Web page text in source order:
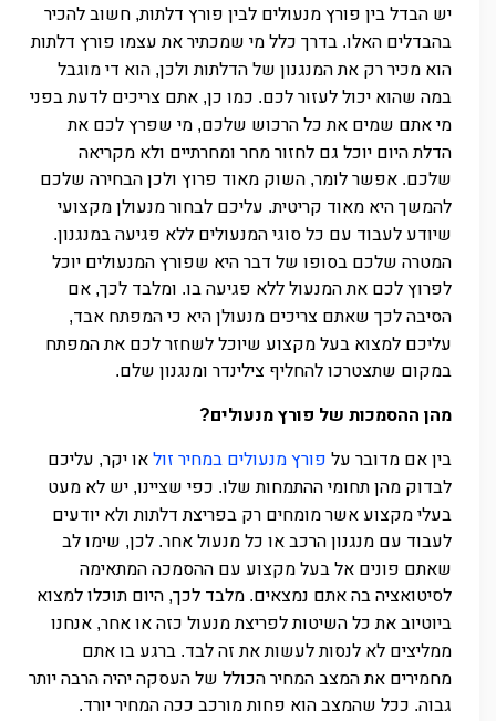
יש הבדל בין פורץ מנעולים לבין פורץ דלתות, חשוב להכיר
בהבדלים האלו. בדרך כלל מי שמכתיר את עצמו פורץ דלתות
הוא מכיר רק את המנגנון של הדלתות ולכן, הוא די מוגבל
במה שהוא יכול לעזור לכם. כמו כן, אתם צריכים לדעת בפני
מי אתם שמים את כל הרכוש שלכם, מי שפרץ לכם את
הדלת היום יוכל גם לחזור מחר ומחרתיים ולא מקריאה
שלכם. אפשר לומר, השוק מאוד פרוץ ולכן הבחירה שלכם
להמשך היא מאוד קריטית. עליכם לבחור מנעולן מקצועי
שיודע לעבוד עם כל סוגי המנעולים ללא פגיעה במנגנון.
המטרה שלכם בסופו של דבר היא שפורץ המנעולים יוכל
לפרוץ לכם את המנעול ללא פגיעה בו. ומלבד לכך, אם
הסיבה לכך שאתם צריכים מנעולן היא כי המפתח אבד,
עליכם למצוא בעל מקצוע שיוכל לשחזר לכם את המפתח
במקום שתצטרכו להחליף צילינדר ומנגנון שלם.
מהן ההסמכות של פורץ מנעולים?
בין אם מדובר על פורץ מנעולים במחיר זולאו יקר, עליכם
לבדוק מהן תחומי ההתמחות שלו. כפי שציינו, יש לא מעט
בעלי מקצוע אשר מומחים רק בפריצת דלתות ולא יודעים
לעבוד עם מנגנון הרכב או כל מנעול אחר. לכן, שימו לב
שאתם פונים אל בעל מקצוע עם ההסמכה המתאימה
לסיטואציה בה אתם נמצאים. מלבד לכך, היום תוכלו למצוא
ביוטיוב את כל השיטות לפריצת מנעול כזה או אחר, אנחנו
ממליצים לא לנסות לעשות את זה לבד. ברגע בו אתם
מחמירים את המצב המחיר הכולל של העסקה יהיה הרבה יותר
גבוה. ככל שהמצב הוא פחות מורכב ככה המחיר יורד.